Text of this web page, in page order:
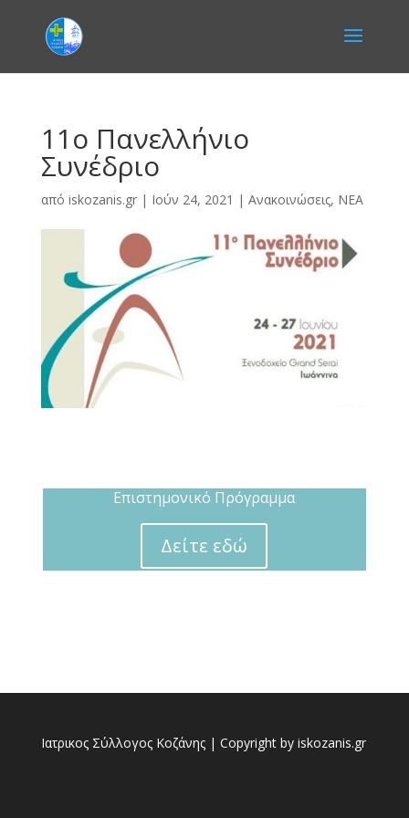
11ο Πανελλήνιο
Συνέδριο
από iskozanis.gr| Ιούν 24, 2021 | Ανακοινώσεις, ΝΕΑ
Επιστημονικό Πρόγραμμα
Δείτε εδώ
Ιατρικος Σύλλογος Κοζάνης | Copyright by iskozanis.gr